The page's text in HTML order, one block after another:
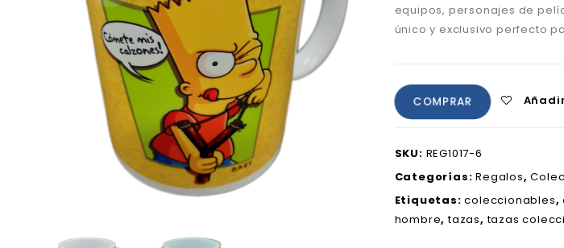
equipos, personajes de
único y exclusivo perfecto
COMPRAR
SKU: REG1017-6
Categorías:Regalos,
Etiquetas:coleccionables,
hombre,tazas,tazas